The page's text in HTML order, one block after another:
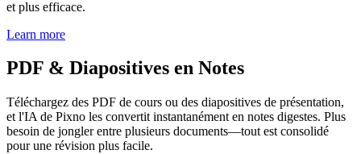
et plus efficace.
Learn more
PDF & Diapositives en Notes
Téléchargez des PDF de cours ou des diapositives de présentation,
et l'IA de Pixno les convertit instantanément en notes digestes. Plus
besoin de jongler entre plusieurs documents—tout est consolidé
pour une révision plus facile.